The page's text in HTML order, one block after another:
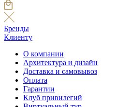
Бренды
Клиенту
О компании
Архитектура и дизайн
Доставка и самовывоз
Оплата
Гарантии
Клуб привилегий